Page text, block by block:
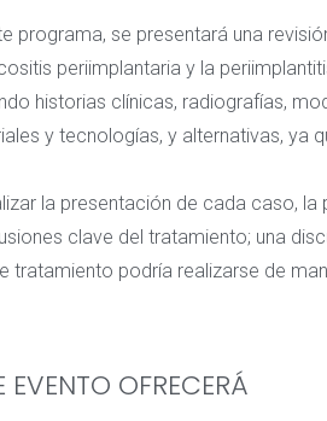
programa, se presentará una
periimplantaria y la
historias clínicas, radiografías,
y tecnologías, y alternativas, ya
la presentación de cada caso,
clave del tratamiento; una
tratamiento podría realizarse de
EVENTO OFRECERÁ